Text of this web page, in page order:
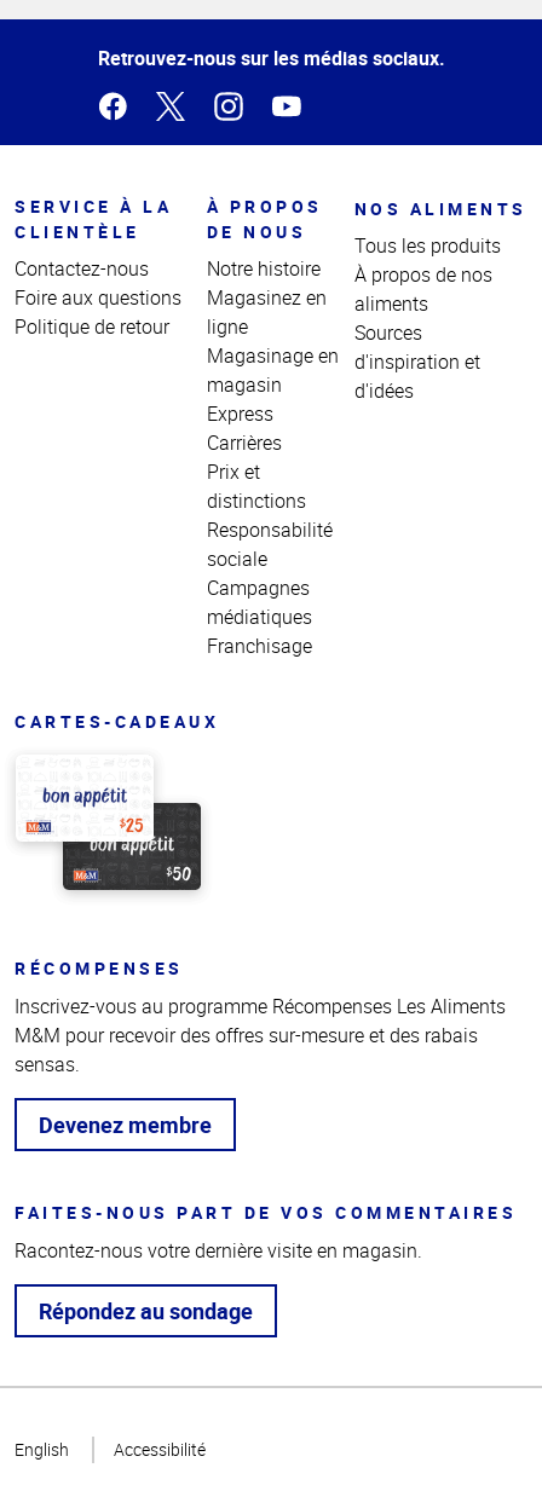
Retrouvez-nous sur les médias sociaux.
SERVICE À LA
CLIENTÈLE
Contactez-nous
Foire aux questions
Politique de retour
À PROPOS
DE NOUS
Notre histoire
Magasinez en
ligne
Magasinage en
magasin
Express
Carrières
Prix et
distinctions
Responsabilité
sociale
Campagnes
médiatiques
Franchisage
NOS ALIMENTS
Tous les produits
À propos de nos
aliments
Sources
d'inspiration et
d'idées
CARTES-CADEAUX
RÉCOMPENSES
Inscrivez-vous au programme Récompenses Les Aliments
M&M pour recevoir des offres sur-mesure et des rabais
sensas.
Devenez membre
FAITES-NOUS PART DE VOS COMMENTAIRES
Racontez-nous votre dernière visite en magasin.
Répondez au sondage
page
English Accessibilité